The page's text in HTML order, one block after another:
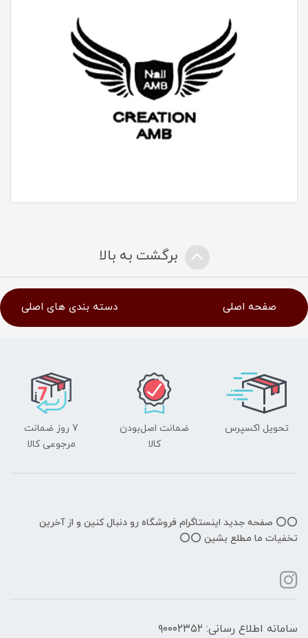
برگشت به بالا
صفحه اصلی دسته بندی های اصلی
تحویل اکسپرس
ضمانت اصل‌بودن
کالا
7 روز ضمانت
مرجوعی کالا
⭕️⭕️ صفحه جدید اینستاگرام فروشگاه رو دنبال کنین و از آخرین
تخفیات ما مطلع بشین ⭕️⭕️
سامانه اطلاع رسانی: ۹۰۰۰۲۳۵۲